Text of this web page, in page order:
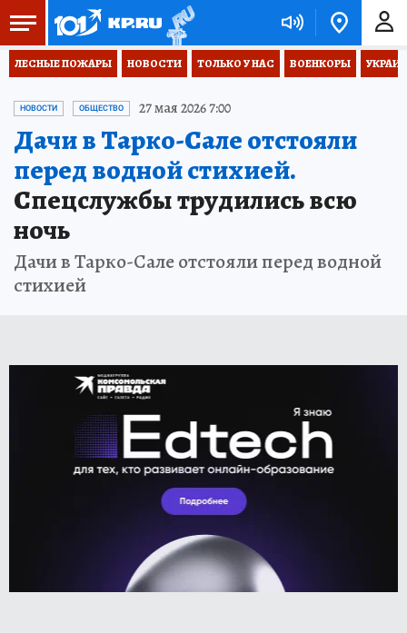
ЛЕСНЫЕ ПОЖАРЫ НОВОСТИ ТОЛЬКО У НАС ВОЕНКОРЫ
НОВОСТИ ОБЩЕСТВО 27 мая 2026 7:00
Дачи в Тарко-Сале отстояли
перед водной стихией.
Спецслужбы трудились всю
ночь
Дачи в Тарко-Сале отстояли перед водной
стихией